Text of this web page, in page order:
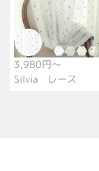
3,980円～
Silvia レース